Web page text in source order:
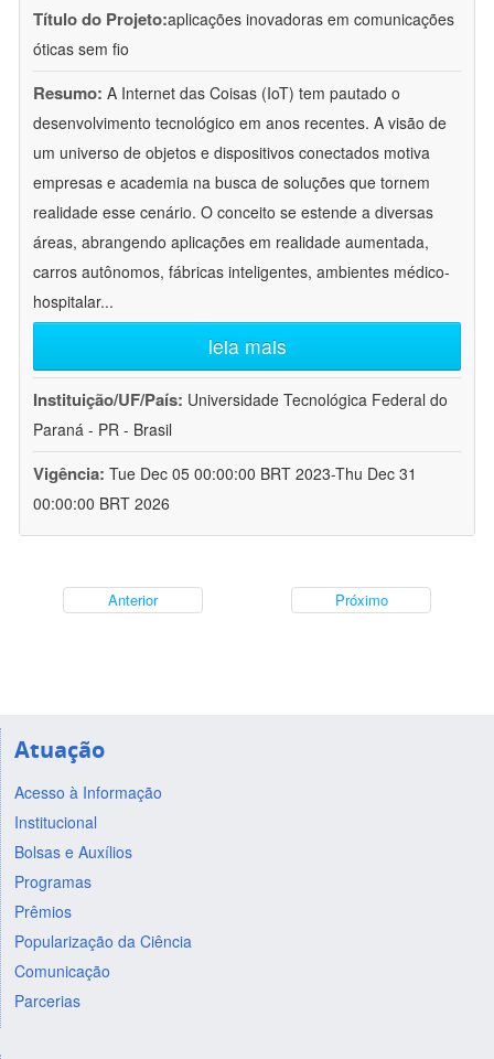
Título do Projeto:aplicações inovadoras em comunicações
óticas sem fio
Resumo: A Internet das Coisas (IoT) tem pautado o
desenvolvimento tecnológico em anos recentes. A visão de
um universo de objetos e dispositivos conectados motiva
empresas e academia na busca de soluções que tornem
realidade esse cenário. O conceito se estende a diversas
áreas, abrangendo aplicações em realidade aumentada,
carros autônomos, fábricas inteligentes, ambientes médico-
hospitalar...
leia mais
Instituição/UF/País: Universidade Tecnológica Federal do
Paraná - PR - Brasil
Vigência: Tue Dec 05 00:00:00 BRT 2023-Thu Dec 31
00:00:00 BRT 2026
Anterior Próximo
Atuação
Acesso à Informação
Institucional
Bolsas e Auxílios
Programas
Prêmios
Popularização da Ciência
Comunicação
Parcerias